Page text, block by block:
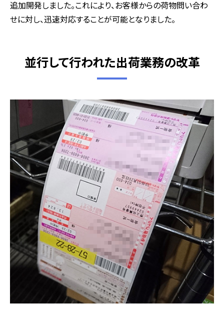
追加開発しました。これにより、お客様からの荷物問い合わ
せに対し、迅速対応することが可能となりました。
並行して行われた出荷業務の改革